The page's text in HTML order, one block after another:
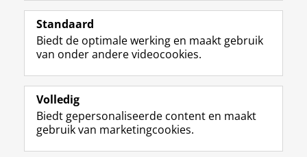
a
e
b
o
p
a
i
i
k
e
I
-
p
g
S
-
f
e
R
k
n
t
r
m
c
o
T
e
k
a
Studiekiezers
Alumni
Over ons
Standaard
Biedt de optimale werking en maakt gebruik
van onder andere videocookies.
Volledig
Biedt gepersonaliseerde content en maakt
gebruik van marketingcookies.